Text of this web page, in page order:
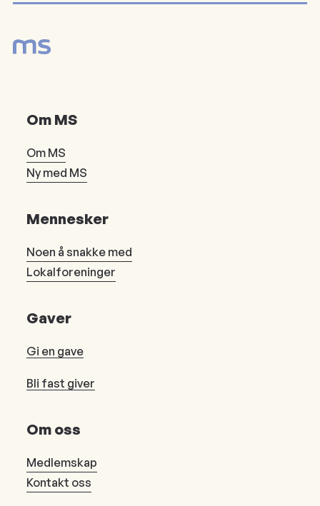
Om MS
Om MS
Ny med MS
Mennesker
Noen å snakke med
Lokalforeninger
Gaver
Gi en gave
Bli fast giver
Om oss
Medlemskap
Kontakt oss